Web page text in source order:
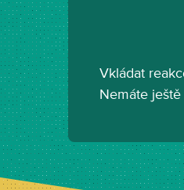
Vkládat
Nemáte